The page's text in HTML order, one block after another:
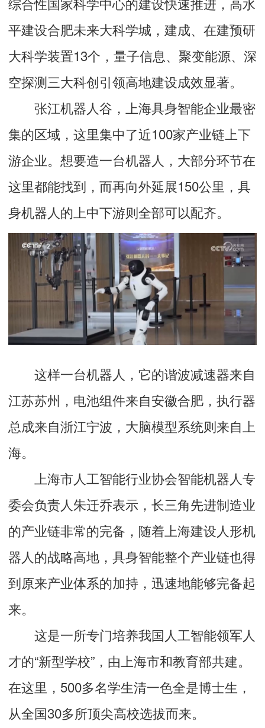
平建设合肥未来大科学城，建成、在建预研
大科学装置13个，量子信息、聚变能源、深
空探测三大科创引领高地建设成效显著。
张江机器人谷，上海具身智能企业最密
集的区域，这里集中了近100家产业链上下
游企业。想要造一台机器人，大部分环节在
这里都能找到，而再向外延展150公里，具
身机器人的上中下游则全部可以配齐。
这样一台机器人，它的谐波减速器来自
江苏苏州，电池组件来自安徽合肥，执行器
总成来自浙江宁波，大脑模型系统则来自上
海。
上海市人工智能行业协会智能机器人专
委会负责人朱迁乔表示，长三角先进制造业
的产业链非常的完备，随着上海建设人形机
器人的战略高地，具身智能整个产业链也得
到原来产业体系的加持，迅速地能够完备起
来。
这是一所专门培养我国人工智能领军人
才的“新型学校”，由上海市和教育部共建。
在这里，500多名学生清一色全是博士生，
从全国30多所顶尖高校选拔而来。